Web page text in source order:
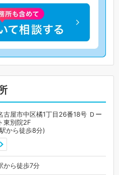
古屋市中区橘1丁目26番18号 Ｄー
東別院2F
から徒歩8分)
から徒歩7分